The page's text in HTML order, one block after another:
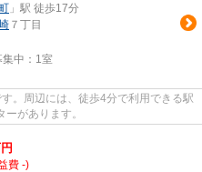
」駅 徒歩17分
７丁目
中： 1室
。周辺には、徒歩4分で利用できる駅
があります。
円
費 -)